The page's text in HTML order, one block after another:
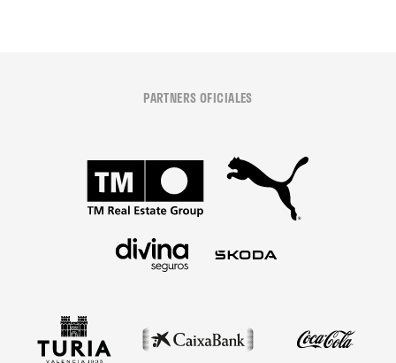
PARTNERS OFICIALES